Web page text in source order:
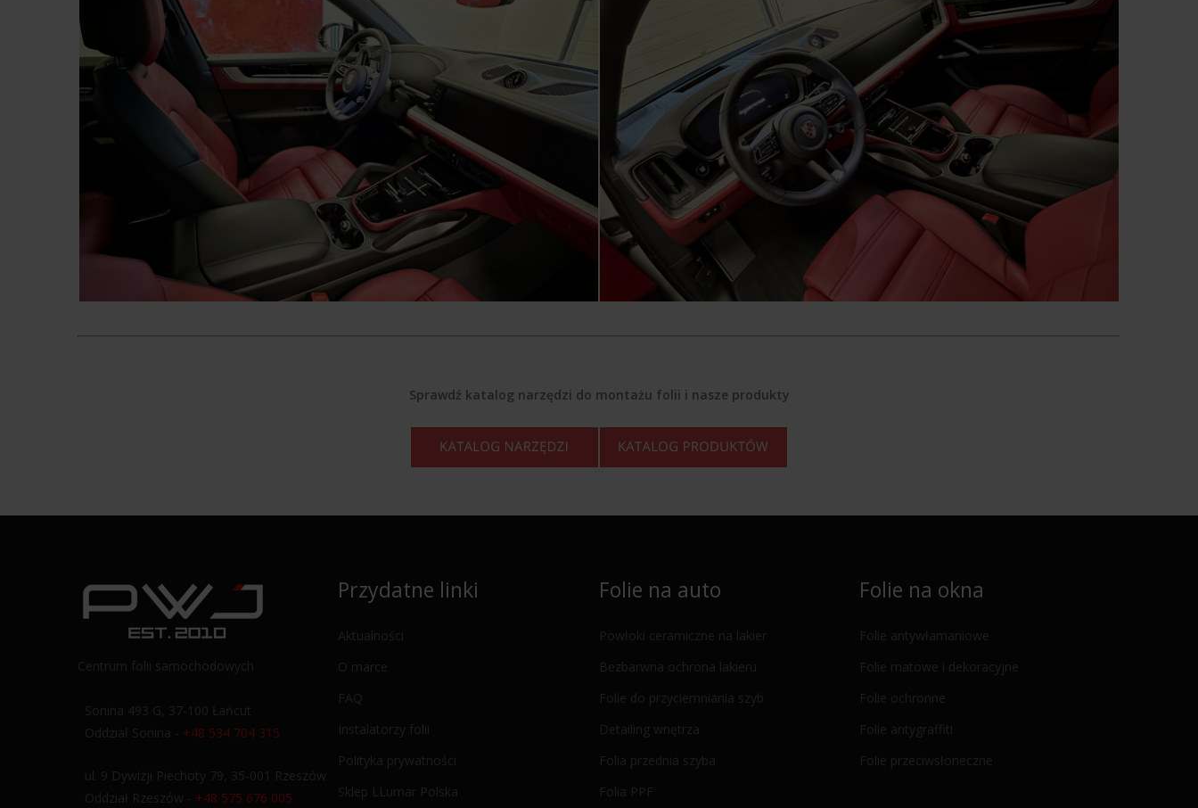
Sprawdź katalog narzędzi do montażu folii i nasze produkty
Centrum folii samochodowych
Sonina 493 G, 37-100 Łańcut
Oddział Sonina - +48 534 704 315
ul. 9 Dywizji Piechoty 79, 35-001 Rzeszów
Oddział Rzeszów - +48 575 676 005
Przydatne linki
Aktualności
O marce
FAQ
Instalatorzy folii
Polityka prywatności
Sklep LLumar Polska
Folie na auto
Powłoki ceramiczne na lakier
Bezbarwna ochrona lakieru
Folie do przyciemniania szyb
Detailing wnętrza
Folia przednia szyba
Folia PPF
Folie na okna
Folie antywłamaniowe
Folie matowe i dekoracyjne
Folie ochronne
Folie antygraffiti
Folie przeciwsłoneczne